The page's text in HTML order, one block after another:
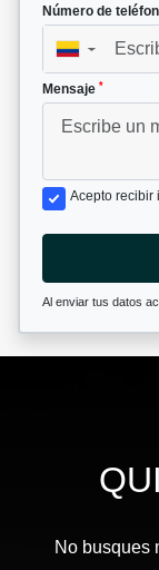
Número de
▼
Mensaje *
Acepto recibir
Al enviar tus datos
No busques